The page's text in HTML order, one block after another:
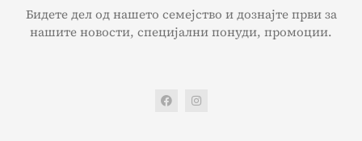
Бидете дел од нашето семејство и дознајте први за
нашите новости, специјални понуди, промоции.